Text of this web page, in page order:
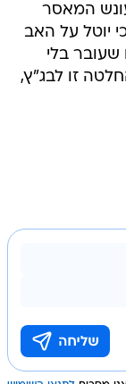
המאסר
יוטל על האב
כל יום שעובר בלי
זו לבג"ץ,